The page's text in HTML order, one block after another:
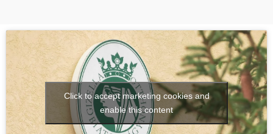
Click to accept marketing cookies and
enable this content